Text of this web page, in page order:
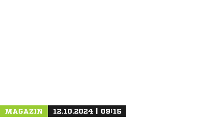
MAGAZIN 12.10.2024 | 09:15